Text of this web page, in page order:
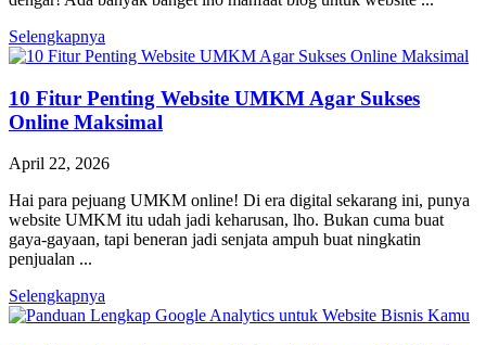
Selengkapnya
10 Fitur Penting Website UMKM Agar Sukses
Online Maksimal
April 22, 2026
Hai para pejuang UMKM online! Di era digital sekarang ini, punya
website UMKM itu udah jadi keharusan, lho. Bukan cuma buat
gaya-gayaan, tapi beneran jadi senjata ampuh buat ningkatin
penjualan ...
Selengkapnya